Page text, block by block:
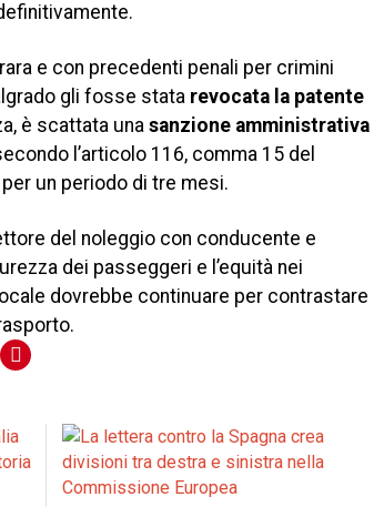
e con precedenti penali per crimini
gli fosse stata revocata la patente
è scattata una sanzione amministrativa
l’articolo 116, comma 15 del
un periodo di tre mesi.
del noleggio con conducente e
dei passeggeri e l’equità nei
dovrebbe continuare per contrastare